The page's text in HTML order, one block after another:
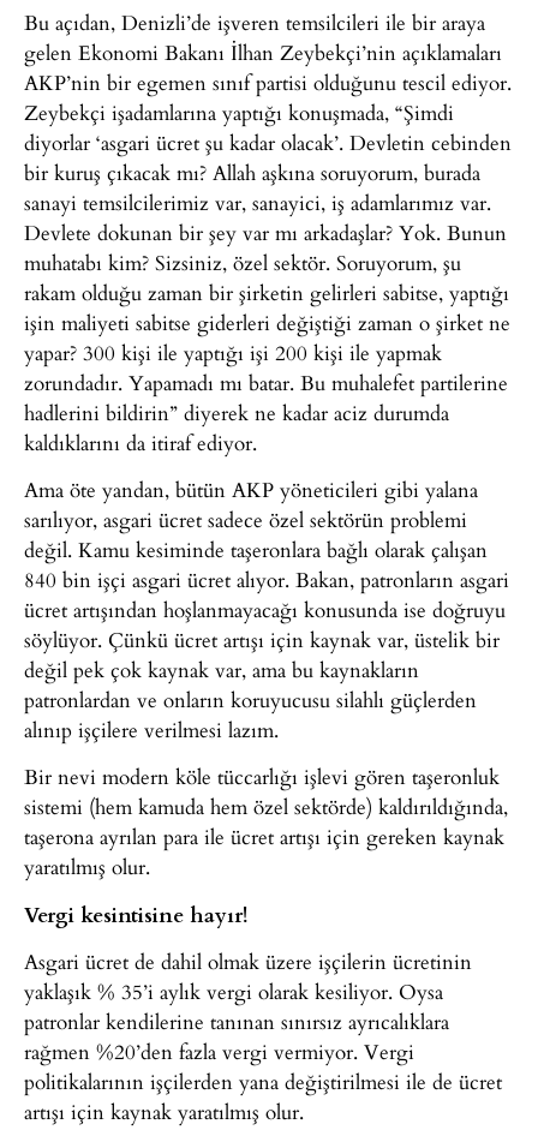
Bu açıdan, Denizli’de işveren temsilcileri ile bir araya
gelen Ekonomi Bakanı İlhan Zeybekçi’nin açıklamaları
AKP’nin bir egemen sınıf partisi olduğunu tescil ediyor.
Zeybekçi işadamlarına yaptığı konuşmada, “Şimdi
diyorlar ‘asgari ücret şu kadar olacak’. Devletin cebinden
bir kuruş çıkacak mı? Allah aşkına soruyorum, burada
sanayi temsilcilerimiz var, sanayici, iş adamlarımız var.
Devlete dokunan bir şey var mı arkadaşlar? Yok. Bunun
muhatabı kim? Sizsiniz, özel sektör. Soruyorum, şu
rakam olduğu zaman bir şirketin gelirleri sabitse, yaptığı
işin maliyeti sabitse giderleri değiştiği zaman o şirket ne
yapar? 300 kişi ile yaptığı işi 200 kişi ile yapmak
zorundadır. Yapamadı mı batar. Bu muhalefet partilerine
hadlerini bildirin” diyerek ne kadar aciz durumda
kaldıklarını da itiraf ediyor.
Ama öte yandan, bütün AKP yöneticileri gibi yalana
sarılıyor, asgari ücret sadece özel sektörün problemi
değil. Kamu kesiminde taşeronlara bağlı olarak çalışan
840 bin işçi asgari ücret alıyor. Bakan, patronların asgari
ücret artışından hoşlanmayacağı konusunda ise doğruyu
söylüyor. Çünkü ücret artışı için kaynak var, üstelik bir
değil pek çok kaynak var, ama bu kaynakların
patronlardan ve onların koruyucusu silahlı güçlerden
alınıp işçilere verilmesi lazım.
Bir nevi modern köle tüccarlığı işlevi gören taşeronluk
sistemi (hem kamuda hem özel sektörde) kaldırıldığında,
taşerona ayrılan para ile ücret artışı için gereken kaynak
yaratılmış olur.
Vergi kesintisine hayır!
Asgari ücret de dahil olmak üzere işçilerin ücretinin
yaklaşık % 35’i aylık vergi olarak kesiliyor. Oysa
patronlar kendilerine tanınan sınırsız ayrıcalıklara
rağmen %20’den fazla vergi vermiyor. Vergi
politikalarının işçilerden yana değiştirilmesi ile de ücret
artışı için kaynak yaratılmış olur.